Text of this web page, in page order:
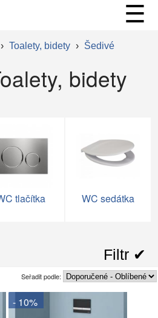
☰
› Toalety, bidety › Šedivé
bidety
tlačítka WC sedátka
Filtr ✔︎
Seřadit podle:
- 10%